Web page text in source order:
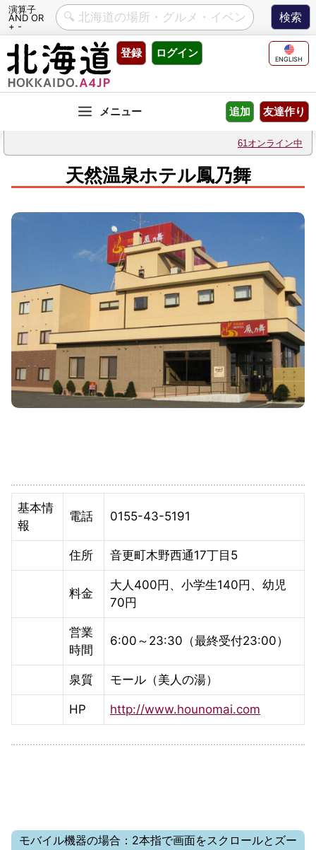
演算子
AND OR
+ -
Skip
content
登録 ログイン ENGLISH
友達作り
追加
61オンライン中
天然温泉ホテル鳳乃舞
基本情
報
電話 0155-43-5191
住所 音更町木野西通17丁目5
料金
大人400円、小学生140円、幼児
70円
営業
時間
6:00～23:30（最終受付23:00）
泉質 モール（美人の湯）
HP http://www.hounomai.com
モバイル機器の場合：2本指で画面をスクロールとズー